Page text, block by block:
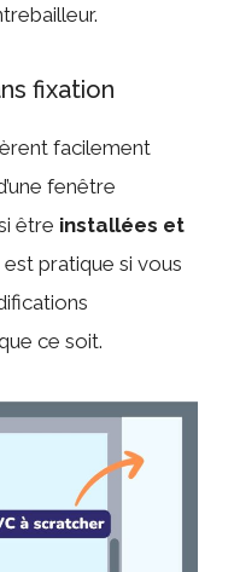
fixation
facilement
fenêtre
être installées et
est pratique si vous
ce soit.